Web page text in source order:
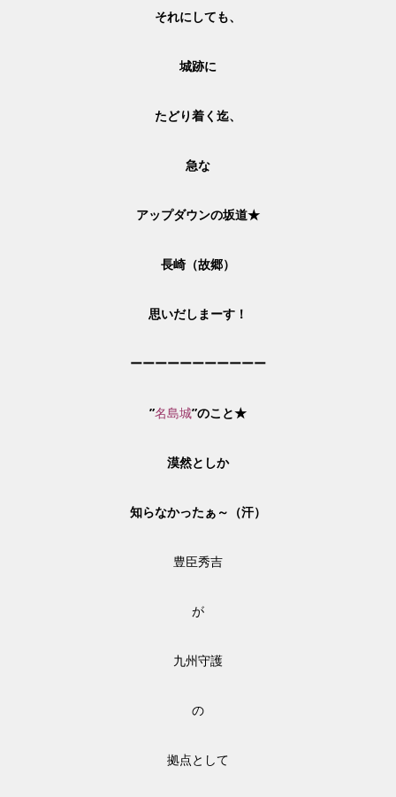
それにしても、
城跡に
たどり着く迄、
急な
アップダウンの坂道★
長崎（故郷）
思いだしまーす！
ーーーーーーーーーーー
”名島城”のこと★
漠然としか
知らなかったぁ～（汗）
豊臣秀吉
が
九州守護
の
拠点として